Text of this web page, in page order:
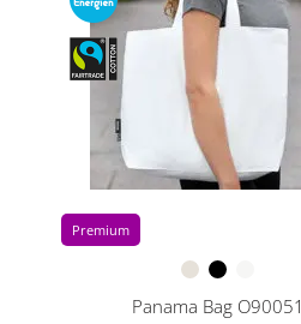
Premium
Panama Bag O90051